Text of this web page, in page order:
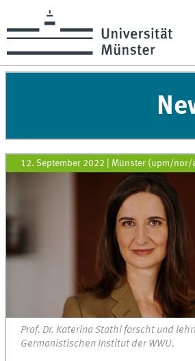
12. September 2022 Münster (upm/nor/
Prof. Dr. Katerina Stathi forscht und
Germanistischen Institut der WWU.